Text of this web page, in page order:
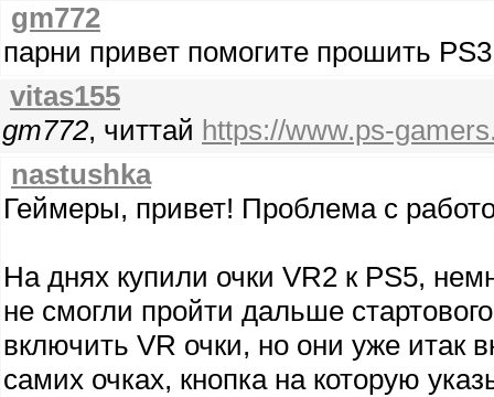
gm772
парни привет помогите прошить
vitas155
gm772, читтай https://www.ps-
nastushka
Геймеры, привет! Проблема с
На днях купили очки VR2 к PS5,
не смогли пройти дальше
включить VR очки, но они уже итак
самих очках, кнопка на которую